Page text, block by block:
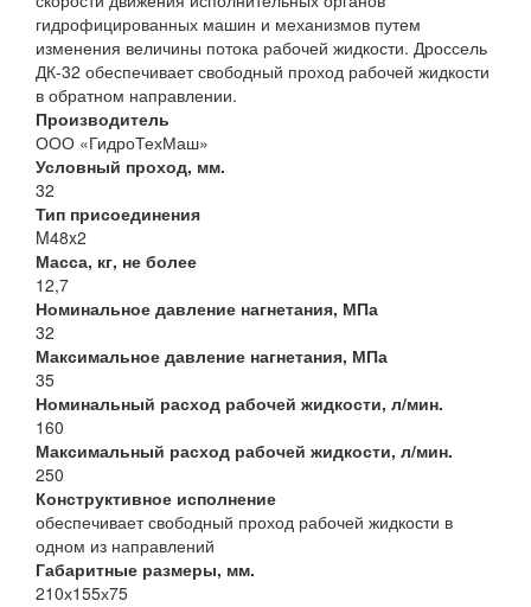
гидрофицированных машин и механизмов путем
изменения величины потока рабочей жидкости. Дроссель
ДК-32 обеспечивает свободный проход рабочей жидкости
в обратном направлении.
Производитель
ООО «ГидроТехМаш»
Условный проход, мм.
32
Тип присоединения
M48x2
Масса, кг, не более
12,7
Номинальное давление нагнетания, МПа
32
Максимальное давление нагнетания, МПа
35
Номинальный расход рабочей жидкости, л/мин.
160
Максимальный расход рабочей жидкости, л/мин.
250
Конструктивное исполнение
обеспечивает свободный проход рабочей жидкости в
одном из направлений
Габаритные размеры, мм.
210х155х75